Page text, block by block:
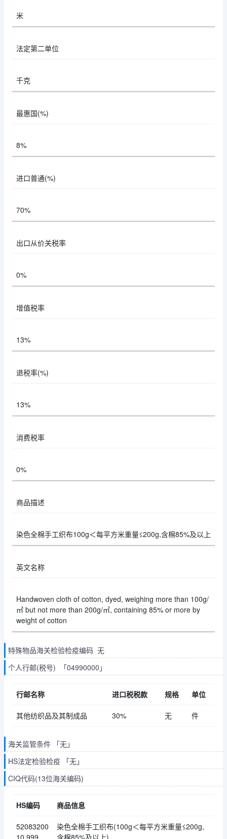
米
法定第二单位
千克
最惠国(%)
8%
进口普通(%)
70%
出口从价关税率
0%
增值税率
13%
退税率(%)
13%
消费税率
0%
商品描述
染色全棉手工织布100g＜每平方米重量≤200g,含棉85%及以上
英文名称
Handwoven cloth of cotton, dyed, weighing more than 100g/
㎡ but not more than 200g/㎡, containing 85% or more by
weight of cotton
特殊物品海关检验检疫编码 无
个人行邮(税号) 「04990000」
行邮名称 进口税税款 规格 单位
其他纺织品及其制成品 30% 无 件
海关监管条件 「无」
HS法定检验检疫 「无」
CIQ代码(13位海关编码)
HS编码 商品信息
52083200
染色全棉手工织布(100g＜每平方米重量≤200g,